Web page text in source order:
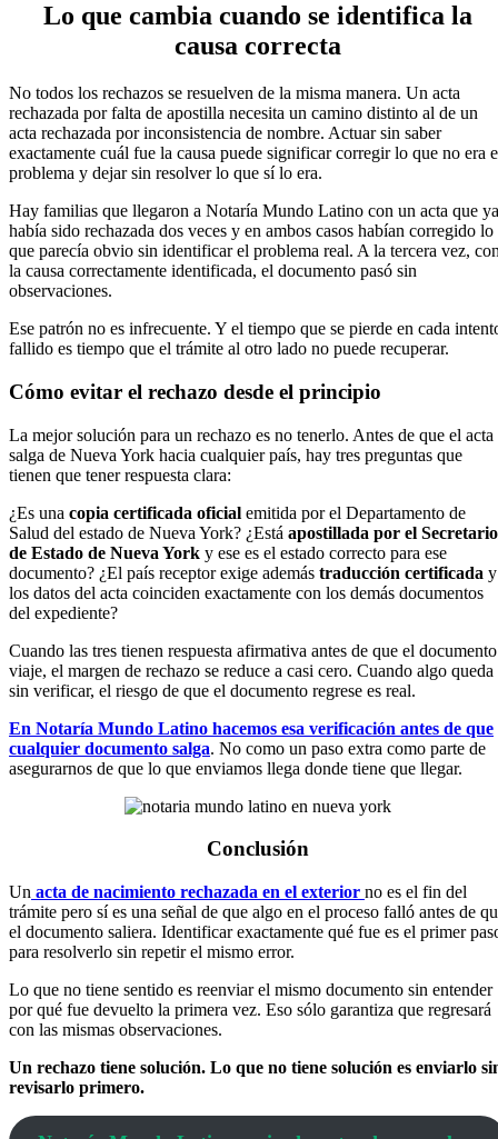
Lo que cambia cuando se identifica la
causa correcta
No todos los rechazos se resuelven de la misma manera. Un acta
rechazada por falta de apostilla necesita un camino distinto al de un
acta rechazada por inconsistencia de nombre. Actuar sin saber
exactamente cuál fue la causa puede significar corregir lo que no era
problema y dejar sin resolver lo que sí lo era.
Hay familias que llegaron a Notaría Mundo Latino con un acta que ya
había sido rechazada dos veces y en ambos casos habían corregido lo
que parecía obvio sin identificar el problema real. A la tercera vez,
la causa correctamente identificada, el documento pasó sin
observaciones.
Ese patrón no es infrecuente. Y el tiempo que se pierde en cada
fallido es tiempo que el trámite al otro lado no puede recuperar.
Cómo evitar el rechazo desde el principio
La mejor solución para un rechazo es no tenerlo. Antes de que el acta
salga de Nueva York hacia cualquier país, hay tres preguntas que
tienen que tener respuesta clara:
¿Es una copia certificada oficial emitida por el Departamento de
Salud del estado de Nueva York? ¿Está apostillada por el Secretario
de Estado de Nueva York y ese es el estado correcto para ese
documento? ¿El país receptor exige además traducción certificada y
los datos del acta coinciden exactamente con los demás documentos
del expediente?
Cuando las tres tienen respuesta afirmativa antes de que el documento
viaje, el margen de rechazo se reduce a casi cero. Cuando algo queda
sin verificar, el riesgo de que el documento regrese es real.
En Notaría Mundo Latino hacemos esa verificación antes de que
cualquier documento salga. No como un paso extra como parte de
asegurarnos de que lo que enviamos llega donde tiene que llegar.
Conclusión
Un acta de nacimiento rechazada en el exterior no es el fin del
trámite pero sí es una señal de que algo en el proceso falló antes de
el documento saliera. Identificar exactamente qué fue es el primer
para resolverlo sin repetir el mismo error.
Lo que no tiene sentido es reenviar el mismo documento sin entender
por qué fue devuelto la primera vez. Eso sólo garantiza que regresará
con las mismas observaciones.
Un rechazo tiene solución. Lo que no tiene solución es enviarlo
revisarlo primero.